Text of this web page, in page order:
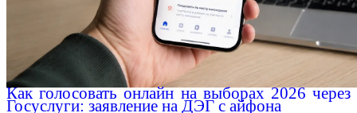
Как голосовать онлайн на выборах 2026 через
Госуслуги: заявление на ДЭГ с айфона